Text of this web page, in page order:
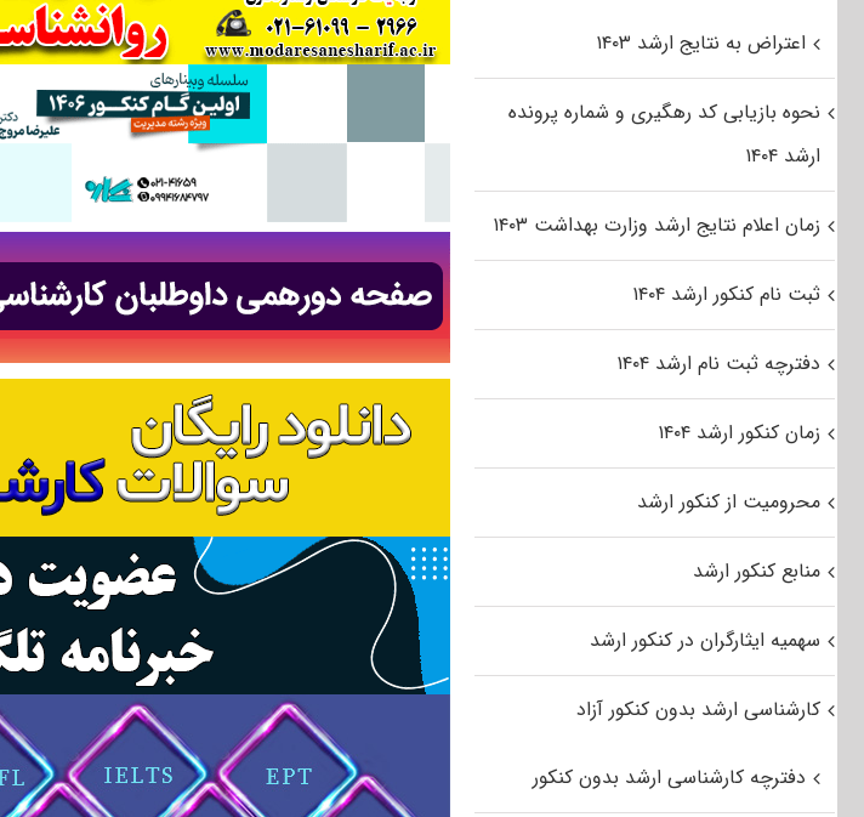
اعتراض به نتایج ارشد ۱۴۰۳
نحوه بازیابی کد رهگیری و شماره پرونده
ارشد ۱۴۰۴
زمان اعلام نتایج ارشد وزارت بهداشت ۱۴۰۳
ثبت نام کنکور ارشد ۱۴۰۴
دفترچه ثبت نام ارشد ۱۴۰۴
زمان کنکور ارشد ۱۴۰۴
محرومیت از کنکور ارشد
منابع کنکور ارشد
سهمیه ایثارگران در کنکور ارشد
کارشناسی ارشد بدون کنکور آزاد
دفترچه کارشناسی ارشد بدون کنکور